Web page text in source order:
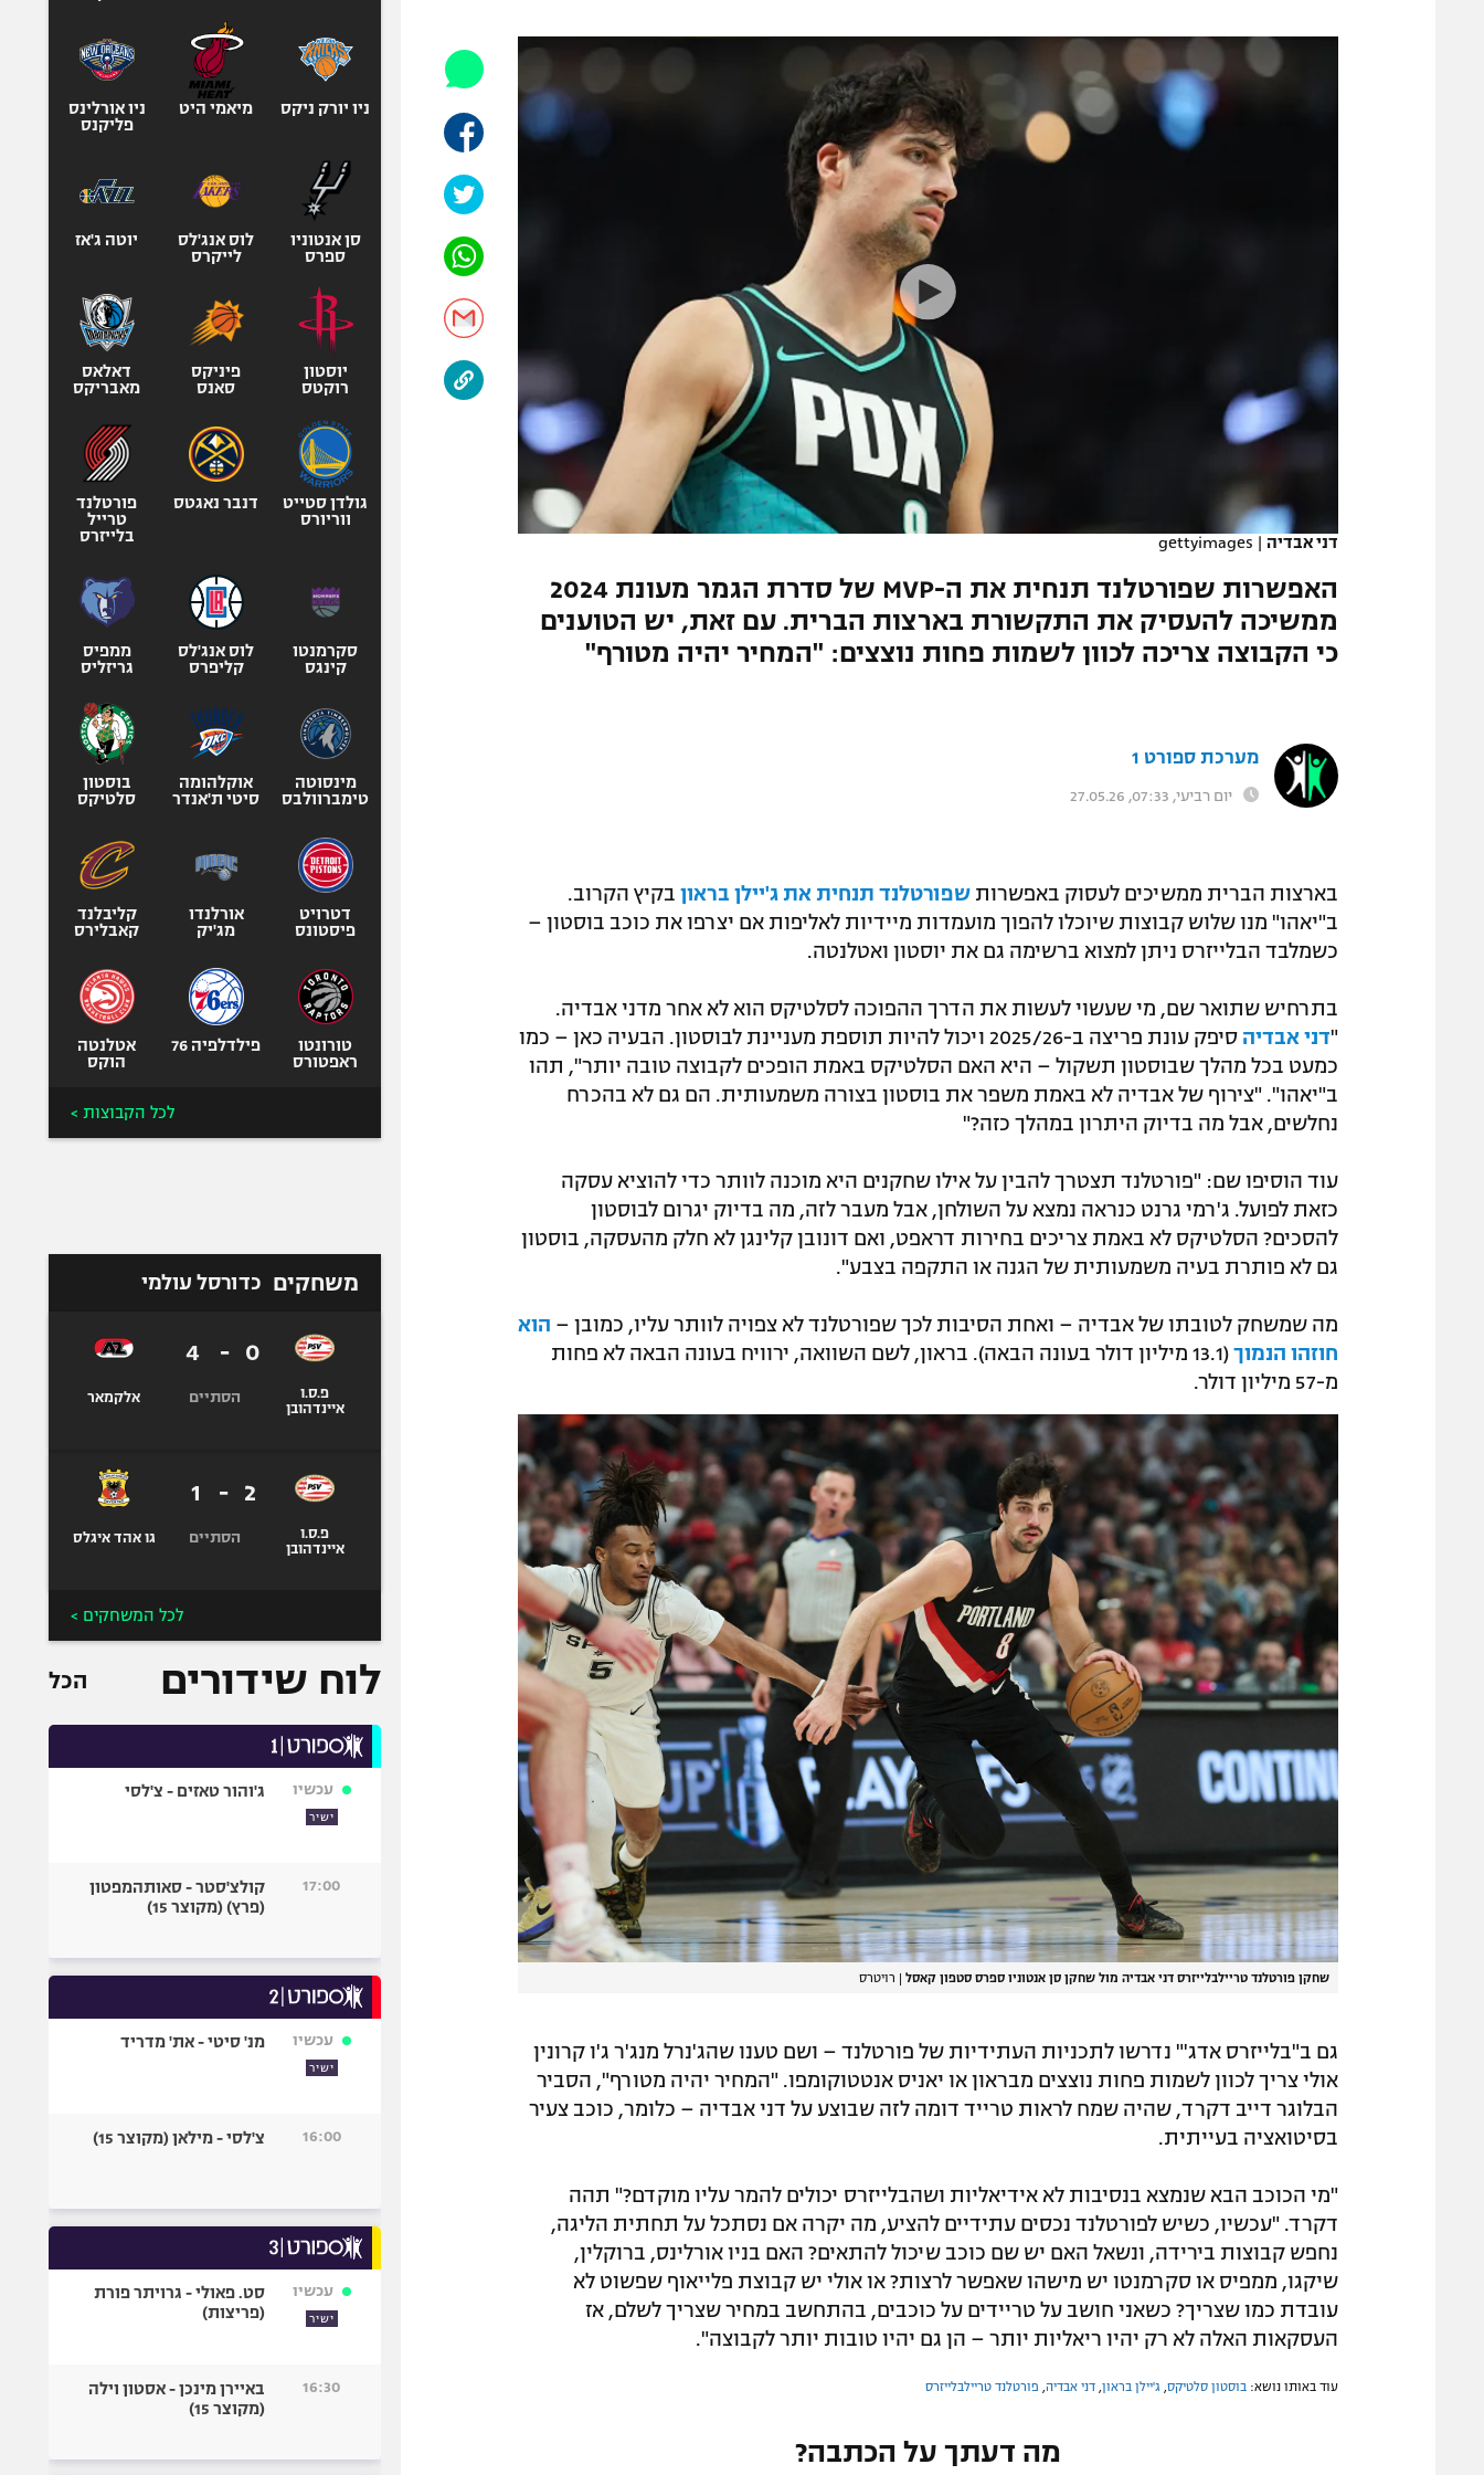
תקנון משתתפים וזוכים בפרסים
תקנון עבור פעילות אלקטרה
תקנון עבור פעילות ספורט 1 – "מרלן"
תקנון פעילות ספורט 1
הצטרפות לחבילת הערוצים
לוח דרושים – ג'ובנט
הפועל תל אביב
הפועל חיפה
הפועל באר שבע
מכבי נתניה
ליגה סינית
ליגות נוספות
אופניים
ספורט מוטורי
כדורמים
בייסבול MLB
ספורט אתגרי
אומנויות לחימה
דני אבדיה |
gettyimages
האפשרות שפורטלנד תנחית את ה-MVP של סדרת הגמר מעונת 2024
ממשיכה להעסיק את התקשורת בארצות הברית. עם זאת, יש הטוענים
כי הקבוצה צריכה לכוון לשמות פחות נוצצים: "המחיר יהיה מטורף"
מערכת ספורט 1
יום רביעי, 07:33, 27.05.26
בארצות הברית ממשיכים לעסוק באפשרות שפורטלנד תנחית את ג'יילן בראון בקיץ הקרוב.
ב"יאהו" מנו שלוש קבוצות שיוכלו להפוך מועמדות מיידיות לאליפות אם יצרפו את כוכב בוסטון –
כשמלבד הבלייזרס ניתן למצוא ברשימה גם את יוסטון ואטלנטה.
בתרחיש שתואר שם, מי שעשוי לעשות את הדרך ההפוכה לסלטיקס הוא לא אחר מדני אבדיה.
"דני אבדיה
סיפק עונת פריצה ב-2025/26 ויכול להיות תוספת מעניינת לבוסטון. הבעיה כאן – כמו
כמעט בכל מהלך שבוסטון תשקול – היא האם הסלטיקס באמת הופכים לקבוצה טובה יותר", תהו
ב"יאהו". "צירוף של אבדיה לא באמת משפר את בוסטון בצורה משמעותית. הם גם לא בהכרח
נחלשים, אבל מה בדיוק היתרון במהלך כזה?"
עוד הוסיפו שם: "פורטלנד תצטרך להבין על אילו שחקנים היא מוכנה לוותר כדי להוציא עסקה
כזאת לפועל. ג'רמי גרנט כנראה נמצא על השולחן, אבל מעבר לזה, מה בדיוק יגרום לבוסטון
להסכים? הסלטיקס לא באמת צריכים בחירות דראפט, ואם דונובן קלינגן לא חלק מהעסקה, בוסטון
גם לא פותרת בעיה משמעותית של הגנה או התקפה בצבע".
מה שמשחק לטובתו של אבדיה – ואחת הסיבות לכך שפורטלנד לא צפויה לוותר עליו, כמובן – הוא
חוזהו הנמוך
(13.1 מיליון דולר בעונה הבאה). בראון, לשם השוואה, ירוויח בעונה הבאה לא פחות
מ-57 מיליון דולר.
שחקן פורטלנד טריילבלייזרס דני אבדיה מול שחקן סן אנטוניו ספרס סטפון קאסל | רויטרס
גם ב"בלייזרס אדג'" נדרשו לתכניות העתידיות של פורטלנד – ושם טענו שהג'נרל מנג'ר ג'ו קרונין
אולי צריך לכוון לשמות פחות נוצצים מבראון או יאניס אנטטוקומפו. "המחיר יהיה מטורף", הסביר
הבלוגר דייב דקרד, שהיה שמח לראות טרייד דומה לזה שבוצע על דני אבדיה – כלומר, כוכב צעיר
בסיטואציה בעייתית.
"מי הכוכב הבא שנמצא בנסיבות לא אידיאליות ושהבלייזרס יכולים להמר עליו מוקדם?" תהה
דקרד. "עכשיו, כשיש לפורטלנד נכסים עתידיים להציע, מה יקרה אם נסתכל על תחתית הליגה,
נחפש קבוצות בירידה, ונשאל האם יש שם כוכב שיכול להתאים? האם בניו אורלינס, ברוקלין,
שיקגו, ממפיס או סקרמנטו יש מישהו שאפשר לרצות? או אולי יש קבוצת פלייאוף שפשוט לא
עובדת כמו שצריך? כשאני חושב על טריידים על כוכבים, בהתחשב במחיר שצריך לשלם, אז
העסקאות האלה לא רק יהיו ריאליות יותר – הן גם יהיו טובות יותר לקבוצה".
עוד באותו נושא: בוסטון סלטיקס ג'יילן בראון דני אבדיה פורטלנד טריילבלייזרס
מה דעתך על הכתבה?
ניו יורק ניקס מיאמי היט
ניו אורלינס
פליקנס
סן אנטוניו
ספרס
לוס אנג'לס
לייקרס
יוטה ג'אז
יוסטון
רוקטס
פיניקס
סאנס
דאלאס
מאבריקס
גולדן סטייט
ווריורס
דנבר נאגטס
פורטלנד
טרייל
בלייזרס
סקרמנטו
קינגס
לוס אנג'לס
קליפרס
ממפיס
גריזליס
מינסוטה
טימברוולבס
אוקלהומה
סיטי ת'אנדר
בוסטון
סלטיקס
דטרויט
פיסטונס
אורלנדו
מג'יק
קליבלנד
קאבלירס
טורונטו
ראפטורס
פילדלפיה 76
אטלנטה
הוקס
לכל הקבוצות >
משחקים כדורסל עולמי
פ.ס.ו
איינדהובן
0
-
4
הסתיים אלקמאר
פ.ס.ו
איינדהובן
2
-
1
הסתיים גו אהד איגלס
לכל המשחקים >
לוח שידורים הכל
עכשיו
ישיר
ג'והור טאזים - צ'לסי
17:00
קולצ'סטר - סאותהמפטון
(פרץ) (מקוצר 15)
עכשיו
ישיר
מנ' סיטי - את' מדריד
16:00 צ'לסי - מילאן (מקוצר 15)
עכשיו
ישיר
סט. פאולי - גרויתר פורת
(פריצות)
16:30
באיירן מינכן - אסטון וילה
(מקוצר 15)